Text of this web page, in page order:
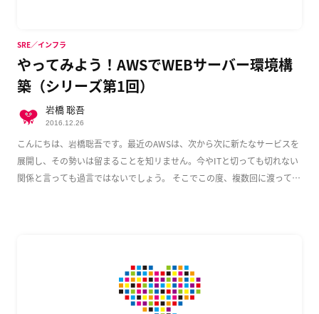
やってみよう！AWSでWEBサーバー環境構
築（シリーズ第1回）
こんにちは、岩橋聡吾です。最近のAWSは、次から次に新たなサービスを
展開し、その勢いは留まることを知リません。今やITと切っても切れない
関係と言っても過言ではないでしょう。 そこでこの度、複数回に渡って
SRE／インフラ
岩橋 聡吾
2016.12.26